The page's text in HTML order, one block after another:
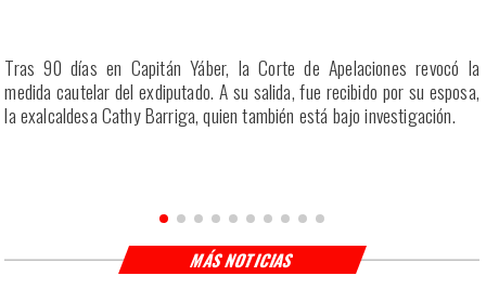
Tras 90 días en Capitán Yáber, la Corte de Apelaciones revocó la
medida cautelar del exdiputado. A su salida, fue recibido por su esposa,
la exalcaldesa Cathy Barriga, quien también está bajo investigación.
MÁS NOTICIAS